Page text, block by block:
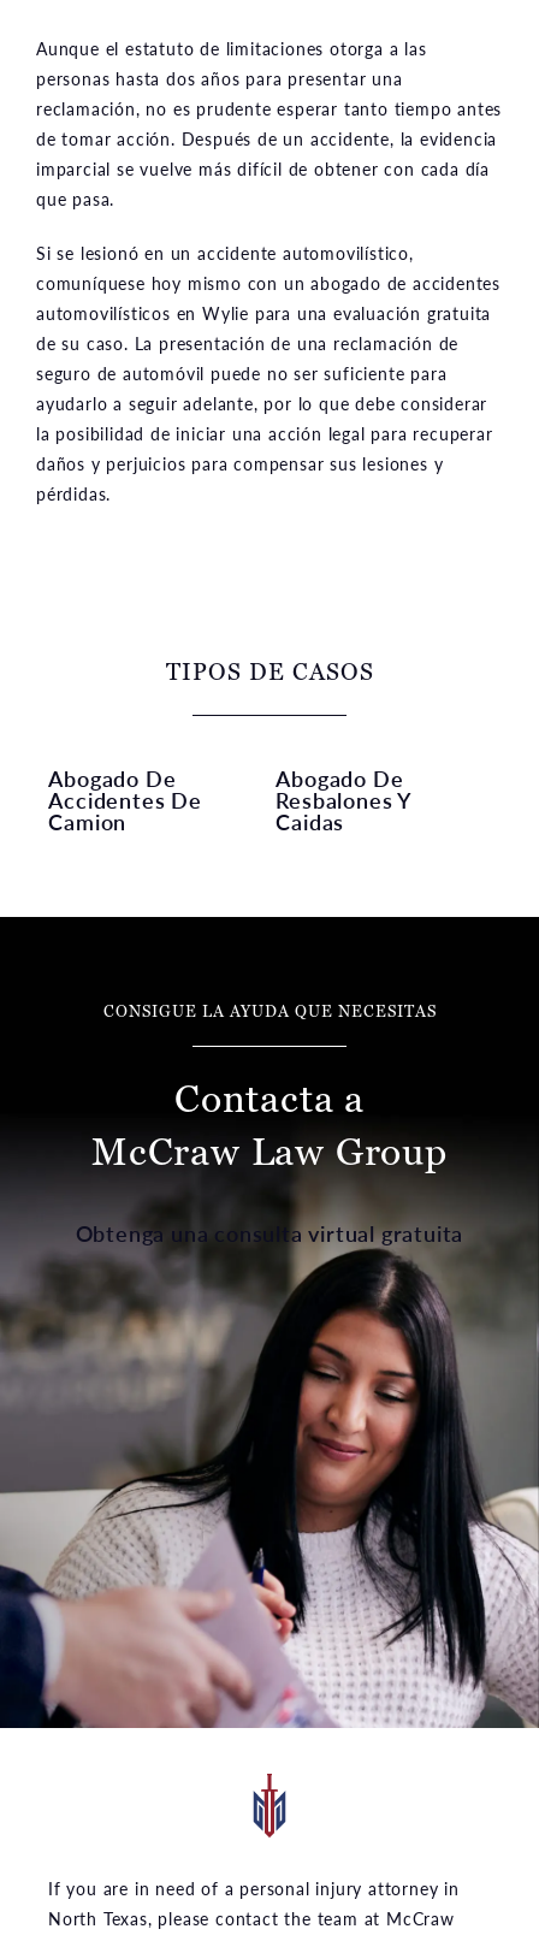
Aunque el estatuto de limitaciones otorga a las
personas hasta dos años para presentar una
reclamación, no es prudente esperar tanto tiempo antes
de tomar acción. Después de un accidente, la evidencia
imparcial se vuelve más difícil de obtener con cada día
que pasa.
Si se lesionó en un accidente automovilístico,
comuníquese hoy mismo con un abogado de accidentes
automovilísticos en Wylie para una evaluación gratuita
de su caso. La presentación de una reclamación de
seguro de automóvil puede no ser suficiente para
ayudarlo a seguir adelante, por lo que debe considerar
la posibilidad de iniciar una acción legal para recuperar
daños y perjuicios para compensar sus lesiones y
pérdidas.
TIPOS DE CASOS
Abogado De
Accidentes De
Camion
Abogado De
Resbalones Y
Caidas
CONSIGUE LA AYUDA QUE NECESITAS
Contacta a
McCraw Law Group
Obtenga una consulta virtual gratuita
If you are in need of a personal injury attorney in
North Texas, please contact the team at McCraw